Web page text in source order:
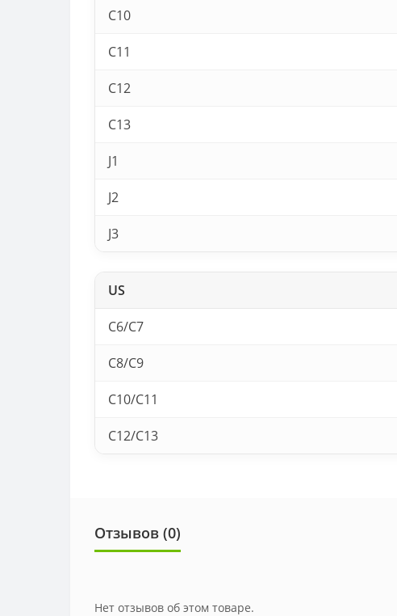
C10
C11
C12
C13
J1
J2
J3
US
C6/C7
C8/C9
C10/C11
C12/C13
Отзывов (0)
Нет отзывов об этом товаре.